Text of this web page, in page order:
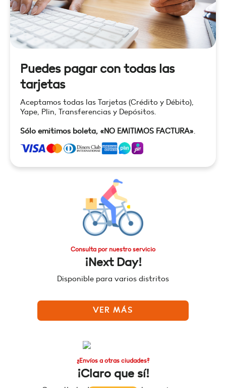
Puedes pagar con todas las
tarjetas
Aceptamos todas las Tarjetas (Crédito y Débito),
Yape, Plin, Transferencias y Depósitos.
Sólo emitimos boleta, «NO EMITIMOS FACTURA».
Consulta por nuestro servicio
¡Next Day!
Disponible para varios distritos
VER MÁS
¿Envíos a otras ciudades?
¡Claro que sí!